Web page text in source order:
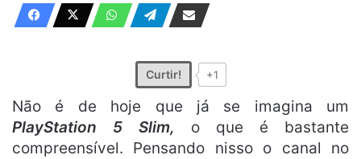
Curtir! +1
Não é de hoje que já se imagina um
PlayStation 5 Slim, o que é bastante
compreensível. Pensando nisso o canal no